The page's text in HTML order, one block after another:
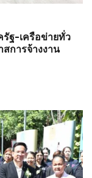
ฐ-เครือข่ายทั่ว
การจ้างงาน